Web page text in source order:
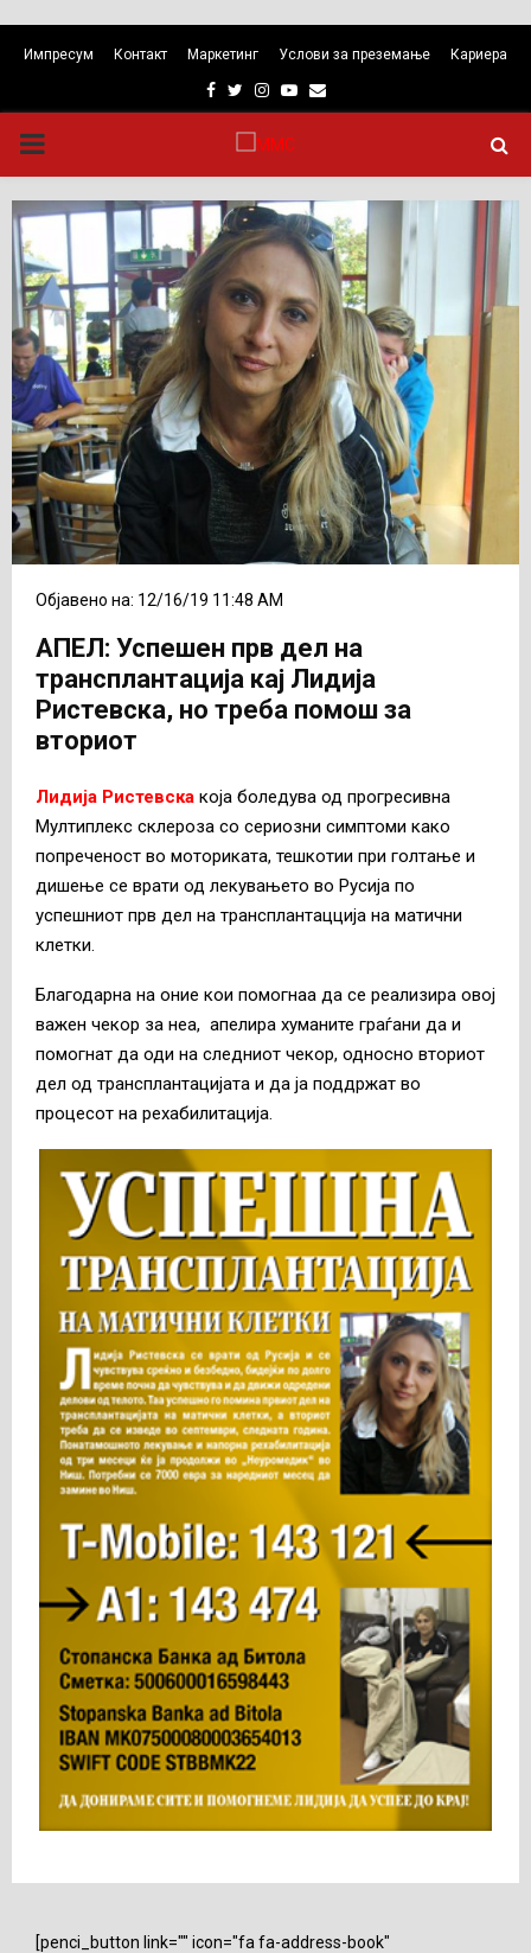
Импресум Контакт Маркетинг Услови за преземање Кариера
Facebook
TwitterInstagram
Youtube
Email
PRIMARY
MENU
Објавено на: 12/16/19 11:48 AM
АПЕЛ: Успешен прв дел на
трансплантација кај Лидија
Ристевска, но треба помош за
вториот
Лидија Ристевска која боледува од прогресивна
Мултиплекс склероза со сериозни симптоми како
попреченост во моториката, тешкотии при голтање и
дишење се врати од лекувањето во Русија по
успешниот прв дел на трансплантацција на матични
клетки.
Благодарна на оние кои помогнаа да се реализира овој
важен чекор за неа, апелира хуманите граѓани да и
помогнат да оди на следниот чекор, односно вториот
дел од трансплантацијата и да ја поддржат во
процесот на рехабилитација.
[penci_button link="" icon="fa fa-address-book"